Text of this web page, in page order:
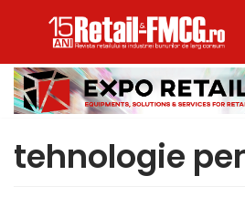
la
conținut
tehnologie